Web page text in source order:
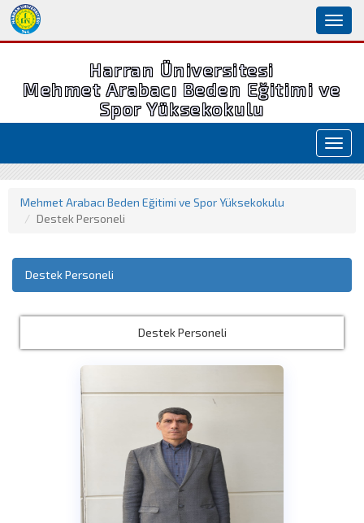
Harran Üniversitesi
Mehmet Arabacı Beden Eğitimi ve
Spor Yüksekokulu
Mehmet Arabacı Beden Eğitimi ve Spor Yüksekokulu
Destek Personeli
Destek Personeli